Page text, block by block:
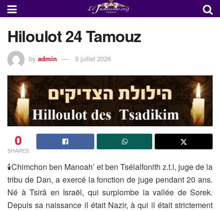
Hiloulot 24 Tamouz
by admin 9 juillet 2026
0
SHARES
🕯Chimchon ben Manoah’ et ben Tsélalfonith z.t.l, juge de la
tribu de Dan, a exercé la fonction de juge pendant 20 ans.
Né à Tsirâ en Israël, qui surplombe la vallée de Sorek.
Depuis sa naissance il était Nazir, à qui il était strictement